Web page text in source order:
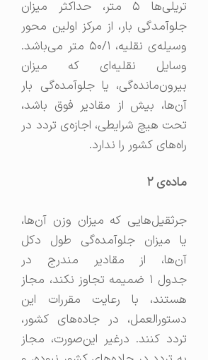
تریلی‌ها ۵ متر، حداکثر میزان
جلو‌آمدگی بار، از مرکز اولین محور
وسیله‌ی نقلیه، ۵۰/۱ متر می‌باشد.
وسایل نقلیه‌ای که میزان
بیرون‌مانده‌گی، یا جلوآمده‌گی بار
آن‌ها، بیش از مقادیر فوق باشد،
تحت هیچ شرایطی، اجازه‌ی تردد در
راه‌های کشور را ندارد.
ماده‌ی۲
جرثقیل‌هایی که میزان وزن آن‌ها،
یا میزان جلوآمده‌گی طول دکل
آن‌ها، از مقادیر مندرج در
جدول ۱ ضمیمه تجاوز نکند، مجاز
هستند، با رعایت مقررات این
دستورالعمل، در جاده‌های کشور،
تردد کنند. درغیر این‌صورت، مجاز